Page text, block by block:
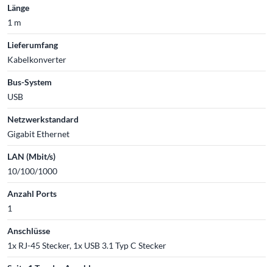
Länge
1 m
Lieferumfang
Kabelkonverter
Bus-System
USB
Netzwerkstandard
Gigabit Ethernet
LAN (Mbit/s)
10/100/1000
Anzahl Ports
1
Anschlüsse
1x RJ-45 Stecker, 1x USB 3.1 Typ C Stecker